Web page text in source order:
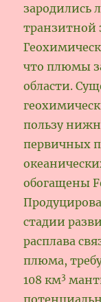
зародились
транзитной
что плюмы
области.
пользу
первичных
обогащены
стадии
расплава
плюма,
108 км3